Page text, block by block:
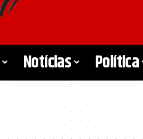
Notícias Política